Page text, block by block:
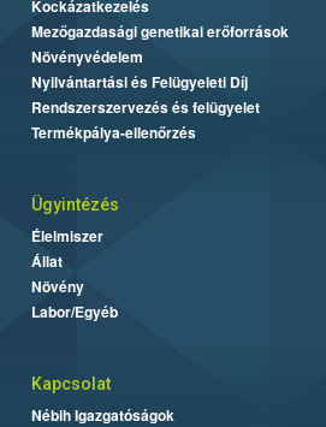
Kockázatkezelés
Mezőgazdasági genetikai erőforrások
Növényvédelem
Nyilvántartási és Felügyeleti Díj
Rendszerszervezés és felügyelet
Termékpálya-ellenőrzés
Ügyintézés
Élelmiszer
Állat
Növény
Labor/Egyéb
Kapcsolat
Nébih Igazgatóságok